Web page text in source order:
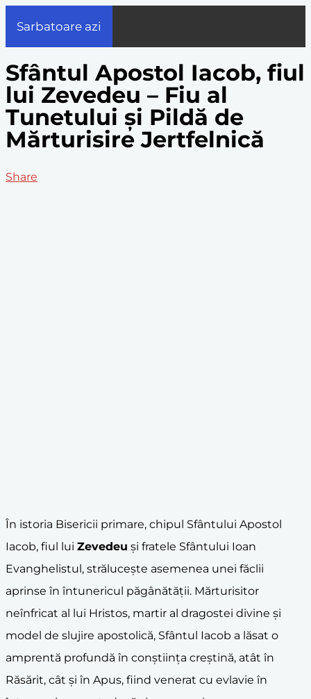
Sarbatoare azi
Sfântul Apostol Iacob, fiul
lui Zevedeu – Fiu al
Tunetului și Pildă de
Mărturisire Jertfelnică
Share
În istoria Bisericii primare, chipul Sfântului Apostol
Iacob, fiul lui Zevedeu și fratele Sfântului Ioan
Evanghelistul, strălucește asemenea unei făclii
aprinse în întunericul păgânătății. Mărturisitor
neînfricat al lui Hristos, martir al dragostei divine și
model de slujire apostolică, Sfântul Iacob a lăsat o
amprentă profundă în conștiința creștină, atât în
Răsărit, cât și în Apus, fiind venerat cu evlavie în